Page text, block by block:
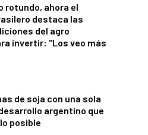
rotundo, ahora el
destaca las
del agro
invertir: "Los veo más
de soja con una sola
argentino que
posible